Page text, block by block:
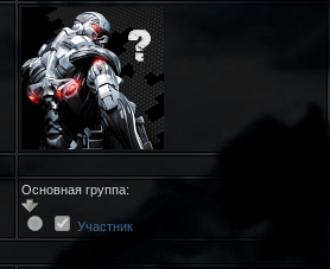
Основная группа:
Участник